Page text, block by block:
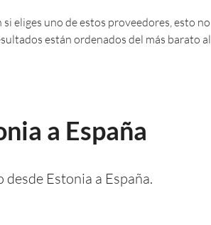
eliges uno de estos proveedores, esto no
están ordenados del más barato al
a España
Estonia a España.